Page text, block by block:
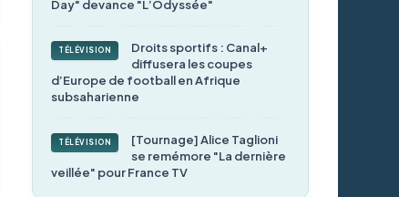
Day" devance "L’Odyssée"
TÉLÉVISION
Droits sportifs : Canal+
diffusera les coupes
d’Europe de football en Afrique
subsaharienne
TÉLÉVISION
[Tournage] Alice Taglioni
se remémore "La dernière
veillée" pour France TV